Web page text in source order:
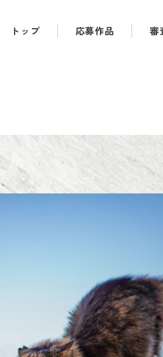
トップ 応募作品 審